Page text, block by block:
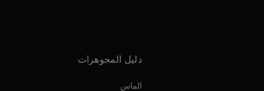
دليل المجوهرات
الماس